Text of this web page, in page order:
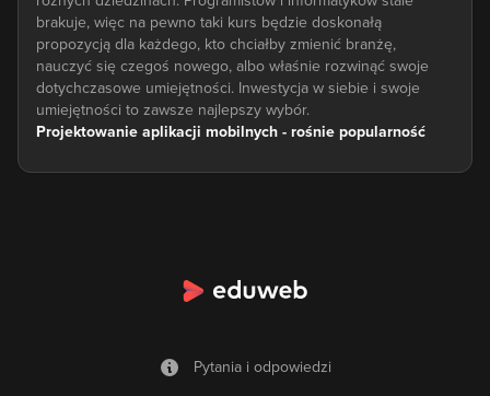
brakuje, więc na pewno taki kurs będzie doskonałą
propozycją dla każdego, kto chciałby zmienić branżę,
nauczyć się czegoś nowego, albo właśnie rozwinąć swoje
dotychczasowe umiejętności. Inwestycja w siebie i swoje
Projektowanie aplikacji mobilnych - rośnie popularność
Niewątpliwieprojektowanie aplikacji mobilnychto stale
Zaprojektowanie sprawnie działającej aplikacji nie jest jednak
takie proste i zdecydowanie potrzeba do tego
całą pewnością będzie pierwszym poważnym krokiem ku
Pytania i odpowiedzi